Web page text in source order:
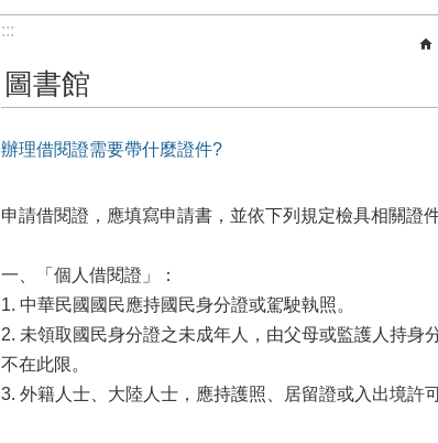
:::
圖書館
辦理借閱證需要帶什麼證件?
申請借閱證，應填寫申請書，並依下列規定檢具相關證
一、「個人借閱證」：
1. 中華民國國民應持國民身分證或駕駛執照。
2. 未領取國民身分證之未成年人，由父母或監護人持身
不在此限。
3. 外籍人士、大陸人士，應持護照、居留證或入出境許可